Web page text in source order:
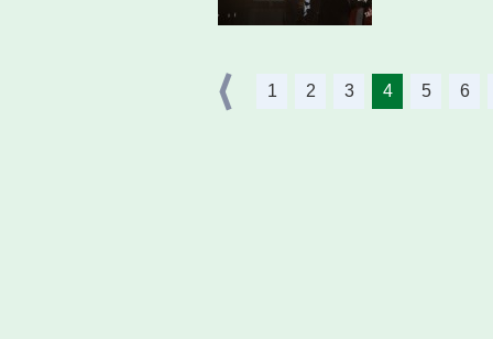
1 2 3 4 5 6